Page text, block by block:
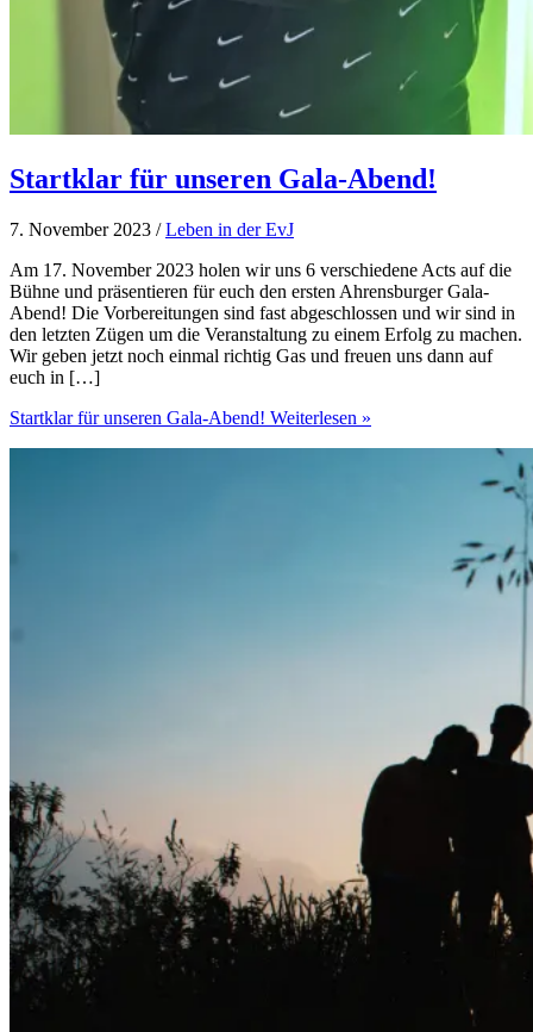
Startklar für unseren Gala-Abend!
7. November 2023 /Leben in der EvJ
Am 17. November 2023 holen wir uns 6 verschiedene Acts auf die
Bühne und präsentieren für euch den ersten Ahrensburger Gala-
Abend! Die Vorbereitungen sind fast abgeschlossen und wir sind in
den letzten Zügen um die Veranstaltung zu einem Erfolg zu machen.
Wir geben jetzt noch einmal richtig Gas und freuen uns dann auf
euch in […]
Startklar für unseren Gala-Abend! Weiterlesen »